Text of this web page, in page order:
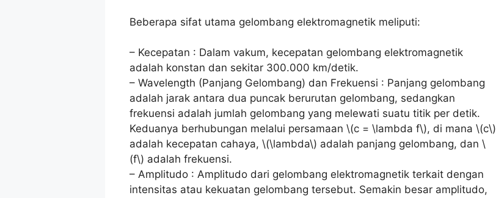
Beberapa sifat utama gelombang elektromagnetik meliputi:
– Kecepatan : Dalam vakum, kecepatan gelombang elektromagnetik
adalah konstan dan sekitar 300.000 km/detik.
– Wavelength (Panjang Gelombang) dan Frekuensi : Panjang gelombang
adalah jarak antara dua puncak berurutan gelombang, sedangkan
frekuensi adalah jumlah gelombang yang melewati suatu titik per detik.
Keduanya berhubungan melalui persamaan \(c = \lambda f\), di mana \(c\)
adalah kecepatan cahaya, \(\lambda\) adalah panjang gelombang, dan \
(f\) adalah frekuensi.
– Amplitudo : Amplitudo dari gelombang elektromagnetik terkait dengan
intensitas atau kekuatan gelombang tersebut. Semakin besar amplitudo,